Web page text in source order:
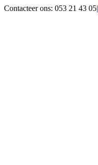
Skip
Contacteer ons: 053 21 43 05|